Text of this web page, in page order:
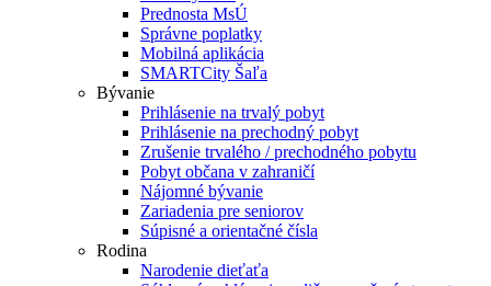
Prednosta MsÚ
Správne poplatky
Mobilná aplikácia
SMARTCity Šaľa
Bývanie
Prihlásenie na trvalý pobyt
Prihlásenie na prechodný pobyt
Zrušenie trvalého / prechodného pobytu
Pobyt občana v zahraničí
Nájomné bývanie
Zariadenia pre seniorov
Súpisné a orientačné čísla
Rodina
Narodenie dieťaťa